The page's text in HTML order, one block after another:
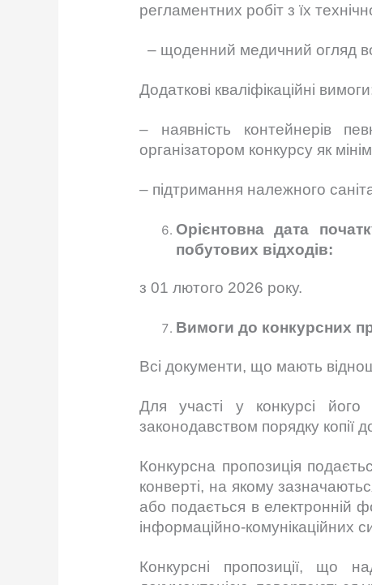
регламентних робіт з їх
– щоденний медичний огляд
Додаткові кваліфікаційні
– наявність контейнерів
організатором конкурсу як
– підтримання належного
Орієнтовна дата
побутових відходів:
з 01 лютого 2026 року.
Вимоги до конкурсних
Всі документи, що мають
Для участі у конкурсі
законодавством порядку копії
Конкурсна пропозиція
конверті, на якому
або подається в електронній
інформаційно-комунікаційних
Конкурсні пропозиції, що